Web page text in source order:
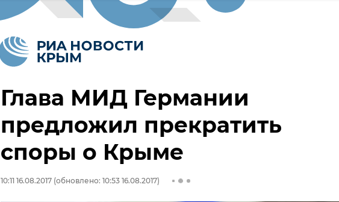
Глава МИД Германии
предложил прекратить
споры о Крыме
10:11 16.08.2017 (обновлено: 10:53 16.08.2017)